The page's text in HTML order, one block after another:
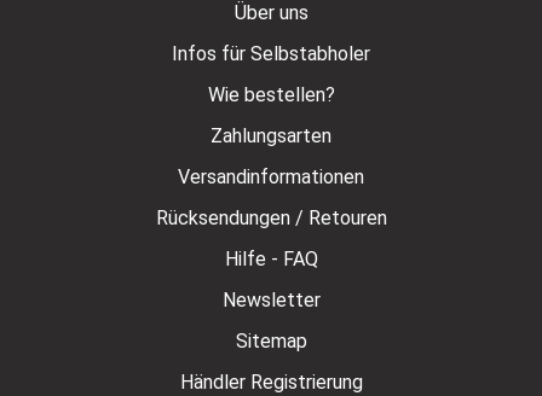
Über uns
Infos für Selbstabholer
Wie bestellen?
Zahlungsarten
Versandinformationen
Rücksendungen / Retouren
Hilfe - FAQ
Newsletter
Sitemap
Händler Registrierung